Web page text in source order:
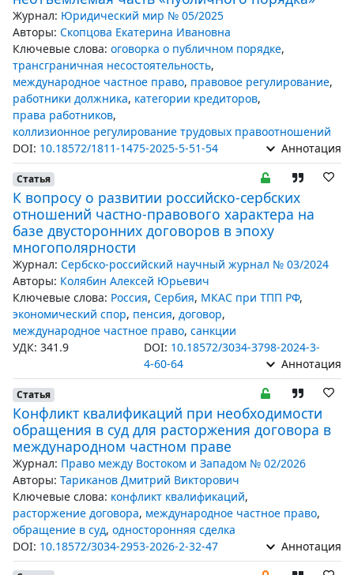
Журнал: Юридический мир № 05/2025
Авторы: Скопцова Екатерина Ивановна
Ключевые слова: оговорка о публичном порядке,
трансграничная несостоятельность,
международное частное право, правовое регулирование,
работники должника, категории кредиторов,
права работников,
коллизионное регулирование трудовых правоотношений
DOI: 10.18572/1811-1475-2025-5-51-54 Аннотация
Статья
К вопросу о развитии российско-сербских
отношений частно-правового характера на
базе двусторонних договоров в эпоху
многополярности
Журнал: Сербско-российский научный журнал № 03/2024
Авторы: Колябин Алексей Юрьевич
Ключевые слова: Россия, Сербия, МКАС при ТПП РФ,
экономический спор, пенсия, договор,
международное частное право, санкции
УДК: 341.9
DOI: 10.18572/3034-3798-2024-3-
4-60-64
Аннотация
Статья
Конфликт квалификаций при необходимости
обращения в суд для расторжения договора в
международном частном праве
Журнал: Право между Востоком и Западом № 02/2026
Авторы: Тариканов Дмитрий Викторович
Ключевые слова: конфликт квалификаций,
расторжение договора, международное частное право,
обращение в суд, односторонняя сделка
DOI: 10.18572/3034-2953-2026-2-32-47 Аннотация